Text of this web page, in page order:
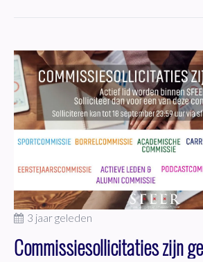
3 jaar geleden
Commissiesollicitaties zijn